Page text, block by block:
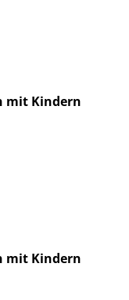
mit Kindern
mit Kindern